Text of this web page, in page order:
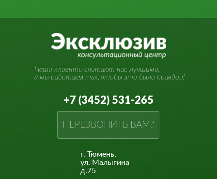
Наши клиенты считают нас лучшими,
а мы работаем так, чтобы это было правдой!
+7 (3452) 531-265
ПЕРЕЗВОНИТЬ ВАМ?
г. Тюмень,
ул. Малыгина
д.75